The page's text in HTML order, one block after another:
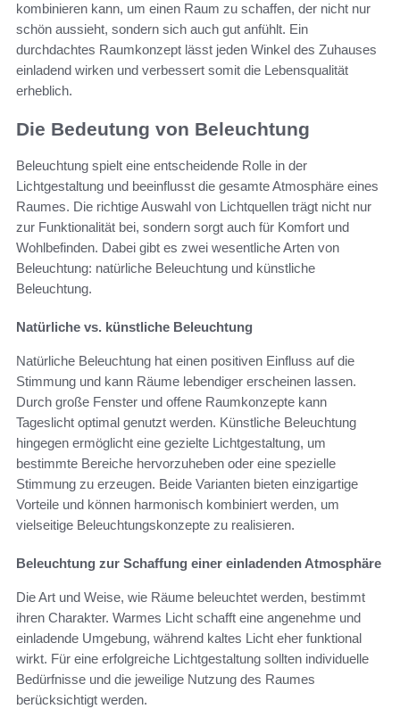
kombinieren kann, um einen Raum zu schaffen, der nicht nur
schön aussieht, sondern sich auch gut anfühlt. Ein
durchdachtes Raumkonzept lässt jeden Winkel des Zuhauses
einladend wirken und verbessert somit die Lebensqualität
erheblich.
Die Bedeutung von Beleuchtung
Beleuchtung spielt eine entscheidende Rolle in der
Lichtgestaltung und beeinflusst die gesamte Atmosphäre eines
Raumes. Die richtige Auswahl von Lichtquellen trägt nicht nur
zur Funktionalität bei, sondern sorgt auch für Komfort und
Wohlbefinden. Dabei gibt es zwei wesentliche Arten von
Beleuchtung: natürliche Beleuchtung und künstliche
Beleuchtung.
Natürliche vs. künstliche Beleuchtung
Natürliche Beleuchtung hat einen positiven Einfluss auf die
Stimmung und kann Räume lebendiger erscheinen lassen.
Durch große Fenster und offene Raumkonzepte kann
Tageslicht optimal genutzt werden. Künstliche Beleuchtung
hingegen ermöglicht eine gezielte Lichtgestaltung, um
bestimmte Bereiche hervorzuheben oder eine spezielle
Stimmung zu erzeugen. Beide Varianten bieten einzigartige
Vorteile und können harmonisch kombiniert werden, um
vielseitige Beleuchtungskonzepte zu realisieren.
Beleuchtung zur Schaffung einer einladenden Atmosphäre
Die Art und Weise, wie Räume beleuchtet werden, bestimmt
ihren Charakter. Warmes Licht schafft eine angenehme und
einladende Umgebung, während kaltes Licht eher funktional
wirkt. Für eine erfolgreiche Lichtgestaltung sollten individuelle
Bedürfnisse und die jeweilige Nutzung des Raumes
berücksichtigt werden.